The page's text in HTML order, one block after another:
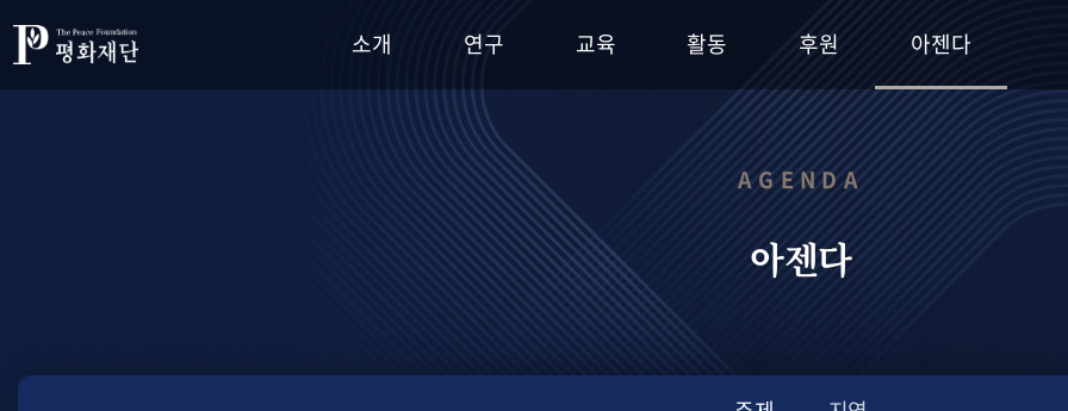
소개 연구 교육 활동 후원 아젠다
AGENDA
아젠다